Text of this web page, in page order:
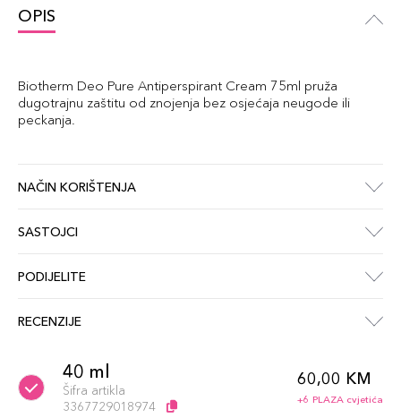
OPIS
Biotherm Deo Pure Antiperspirant Cream 75ml pruža
dugotrajnu zaštitu od znojenja bez osjećaja neugode ili
peckanja.
NAČIN KORIŠTENJA
SASTOJCI
PODIJELITE
RECENZIJE
40 ml
Šifra artikla
3367729018974
60,00 KM
+6 PLAZA cvjetića